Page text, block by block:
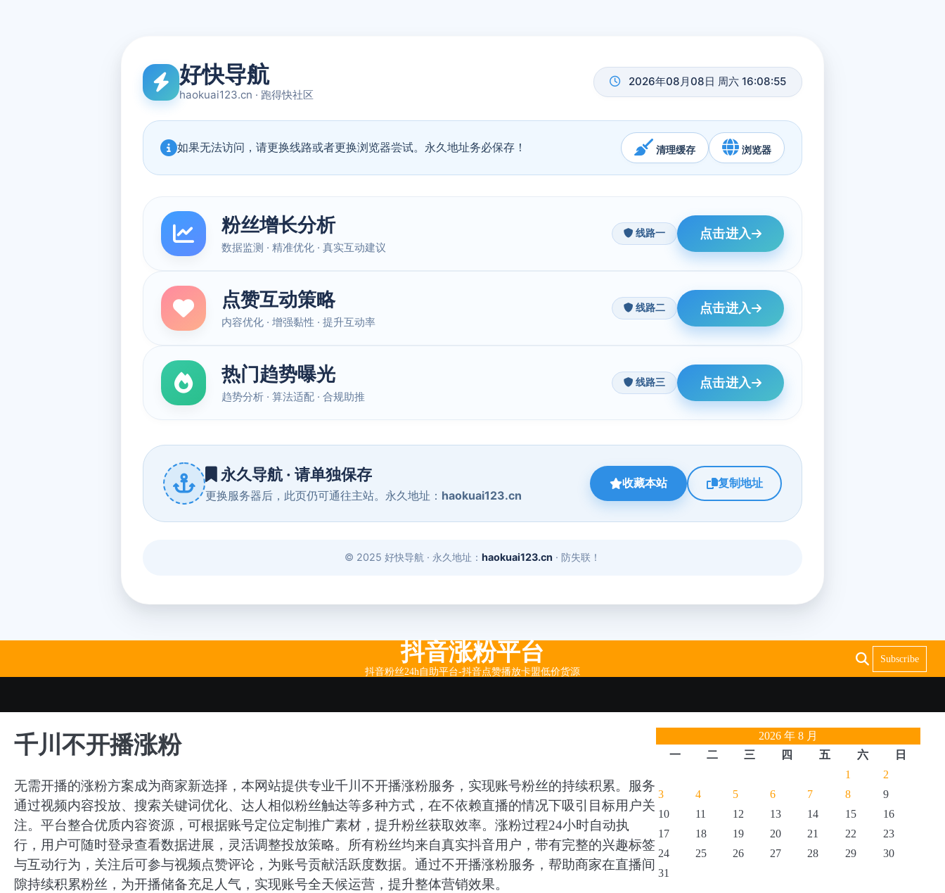
抖音涨粉平台
抖音粉丝24h自助平台-抖音点赞播放卡盟低价货源
Subscribe
千川不开播涨粉
无需开播的涨粉方案成为商家新选择，本网站提供专业千川不开播涨粉服务，实现账号粉丝的持续积累。服务
通过视频内容投放、搜索关键词优化、达人相似粉丝触达等多种方式，在不依赖直播的情况下吸引目标用户关
注。平台整合优质内容资源，可根据账号定位定制推广素材，提升粉丝获取效率。涨粉过程24小时自动执
行，用户可随时登录查看数据进展，灵活调整投放策略。所有粉丝均来自真实抖音用户，带有完整的兴趣标签
与互动行为，关注后可参与视频点赞评论，为账号贡献活跃度数据。通过不开播涨粉服务，帮助商家在直播间
隙持续积累粉丝，为开播储备充足人气，实现账号全天候运营，提升整体营销效果。
2026 年 8 月
一
二 三 四 五 六
日
1
2
3
4 5 6 7 8
9
10
11 12 13 14 15
16
17
18 19 20 21 22
23
24
25 26 27 28 29
30
31